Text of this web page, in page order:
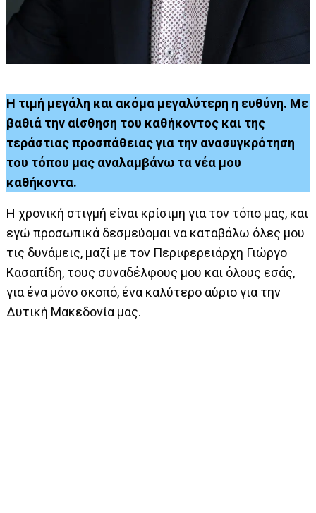
Η τιμή μεγάλη και ακόμα μεγαλύτερη η ευθύνη. Με
βαθιά την αίσθηση του καθήκοντος και της
τεράστιας προσπάθειας για την ανασυγκρότηση
του τόπου μας αναλαμβάνω τα νέα μου
καθήκοντα.
Η χρονική στιγμή είναι κρίσιμη για τον τόπο μας, και
εγώ προσωπικά δεσμεύομαι να καταβάλω όλες μου
τις δυνάμεις, μαζί με τον Περιφερειάρχη Γιώργο
Κασαπίδη, τους συναδέλφους μου και όλους εσάς,
για ένα μόνο σκοπό, ένα καλύτερο αύριο για την
Δυτική Μακεδονία μας.